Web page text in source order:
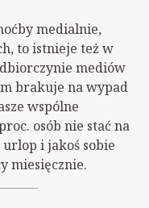
medialnie,
to istnieje też w
mediów
brakuje na wypad
wspólne
osób nie stać na
i jakoś sobie
miesięcznie.